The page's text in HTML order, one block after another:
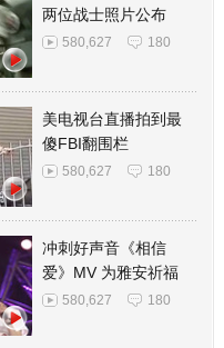
两位战士照片公布
580,627 180
美电视台直播拍到最
傻FBI翻围栏
580,627 180
冲刺好声音《相信
爱》MV 为雅安祈福
580,627 180